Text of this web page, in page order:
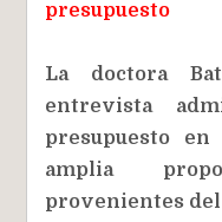
presupuesto
La doctora
entrevista
presupuesto
amplia
provenientes